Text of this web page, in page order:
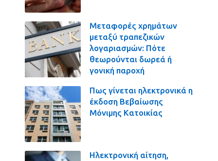
Μεταφορές χρημάτων
μεταξύ τραπεζικών
λογαριασμών: Πότε
θεωρούνται δωρεά ή
γονική παροχή
Πως γίνεται ηλεκτρονικά η
έκδοση Βεβαίωσης
Μόνιμης Κατοικίας
Ηλεκτρονική αίτηση,